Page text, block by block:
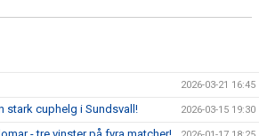
2026-03-21 16:45
stark cuphelg i Sundsvall! 2026-03-15 19:30